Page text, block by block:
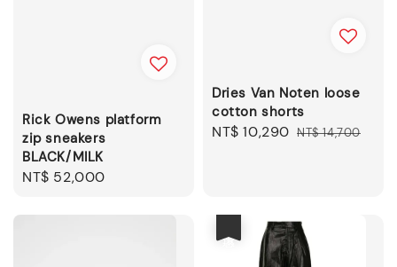
Rick Owens platform
zip sneakers
BLACK/MILK
Regular
NT$ 52,000
Dries Van Noten loose
cotton shorts
Sale
NT$ 10,290 Regular
NT$ 14,700